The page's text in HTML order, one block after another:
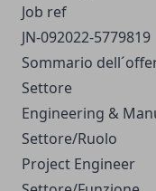
Job ref
JN-092022-5779819
Sommario
Settore
Engineering &
Settore/Ruolo
Project Engineer